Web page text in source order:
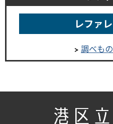
レファ
調べも